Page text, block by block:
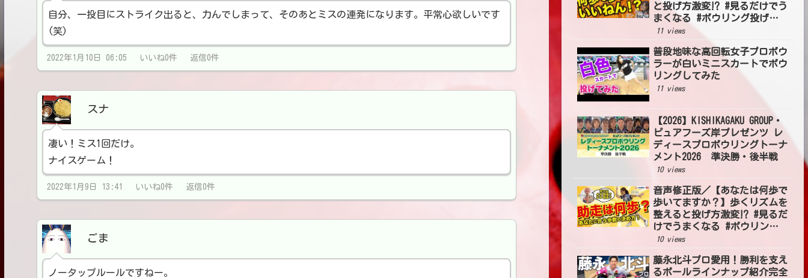
自分、一投目にストライク出ると、力んでしまって、そのあとミスの連発になります。平常心欲しいです
(笑)
2022年1月10日 06:05 いいね0件 返信0件
スナ
凄い！ミス1回だけ。
ナイスゲーム！
2022年1月9日 13:41 いいね0件 返信0件
ごま
ノータップルールですねー。
と投げ方激変⁉ #見るだけでう
まくなる #ボウリング投げ方
#54
11 views
普段地味な高回転女子プロボウ
ラーが白いミニスカートでボウ
リングしてみた
11 views
【2026】KISHIKAGAKU GROUP・
ピュアフーズ岸プレゼンツ レ
ディースプロボウリングトーナ
メント2026 準決勝・後半戦
10 views
音声修正版／【あなたは何歩で
歩いてますか？】歩くリズムを
整えると投げ方激変⁉ #見るだ
けでうまくなる #ボウリング
投げ方 #54
10 views
藤永北斗プロ愛用！勝利を支え
るボールラインナップ紹介完全